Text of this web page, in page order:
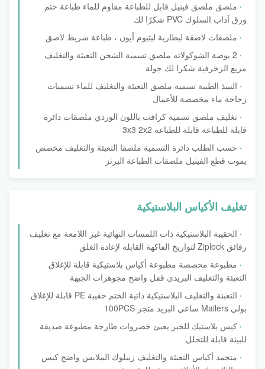
ملصق ملصق فينيل قابل للطباعة مقاوم للماء طباعة ختم
ورق آداب السلوك PVC شكرًا لك
ملصقات لاصقة لبطارية ليثيوم أيون ، طباعة شريط لاصق
2 بوصة الشوكولاته ملصق تسمية الشحن التعبئة والتغليف
مربع الزخرفية شكرا لك جولة
النبيذ الطبية تسمية ملصق التعبئة والتغليف للماء تسميات
زجاجة ماء مخصصة للأعمال
تغليف ملصق تسمية كرافت باللون الوردي ملصقات دائرة
قابلة للطباعة قابلة للطباعة 3x3 2x2
حسب الطلب دائرة التسمية ملصقا التعبئة والتغليف مخصص
يموت قطع الفينيل ملصقات الطباعة البرنز
تغليف الأكياس البلاستيكية
الحقيبة البلاستيكية ذات اللمسات النهائية غير اللامعة مع تغليف
رقائق Ziplock لتواريخ الفاكهة القابلة لإعادة الغلق
مطبوعة مخصصة مطبوعة أكياس بلاستيكية قابلة للإغلاق
التعبئة والتغليف البريدي قفل واضح مجوهرات الجبهة
التعبئة والتغليف البلاستيكية ذاتية الختم حقيبة PE قابلة للإغلاق
بولي Mailers ساعي البريد متجر 100PCS
كيس بلاستيك للخبز يعبئ خضروات طازجة مطبوعة صديقة
للبيئة قابلة للتحلل
متجمد أكياس التعبئة والتغليف زيبلوك الملابس واضح كيس